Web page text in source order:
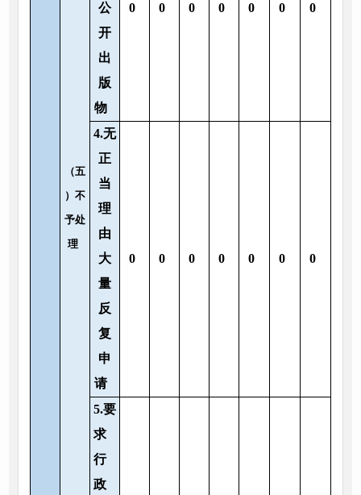
（五
）不
予处
理
公
开
出
版
物
0 0 0 0 0 0 0
4.无
正
当
理
由
大
量
反
复
申
请
0 0 0 0 0 0 0
5.要
求
行
政